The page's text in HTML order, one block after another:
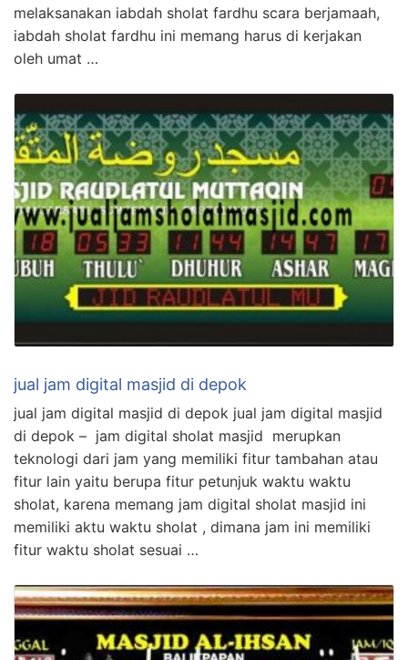
melaksanakan iabdah sholat fardhu scara berjamaah,
iabdah sholat fardhu ini memang harus di kerjakan
oleh umat …
jual jam digital masjid di depok
jual jam digital masjid di depok jual jam digital masjid
di depok – jam digital sholat masjid merupkan
teknologi dari jam yang memiliki fitur tambahan atau
fitur lain yaitu berupa fitur petunjuk waktu waktu
sholat, karena memang jam digital sholat masjid ini
memiliki aktu waktu sholat , dimana jam ini memiliki
fitur waktu sholat sesuai …